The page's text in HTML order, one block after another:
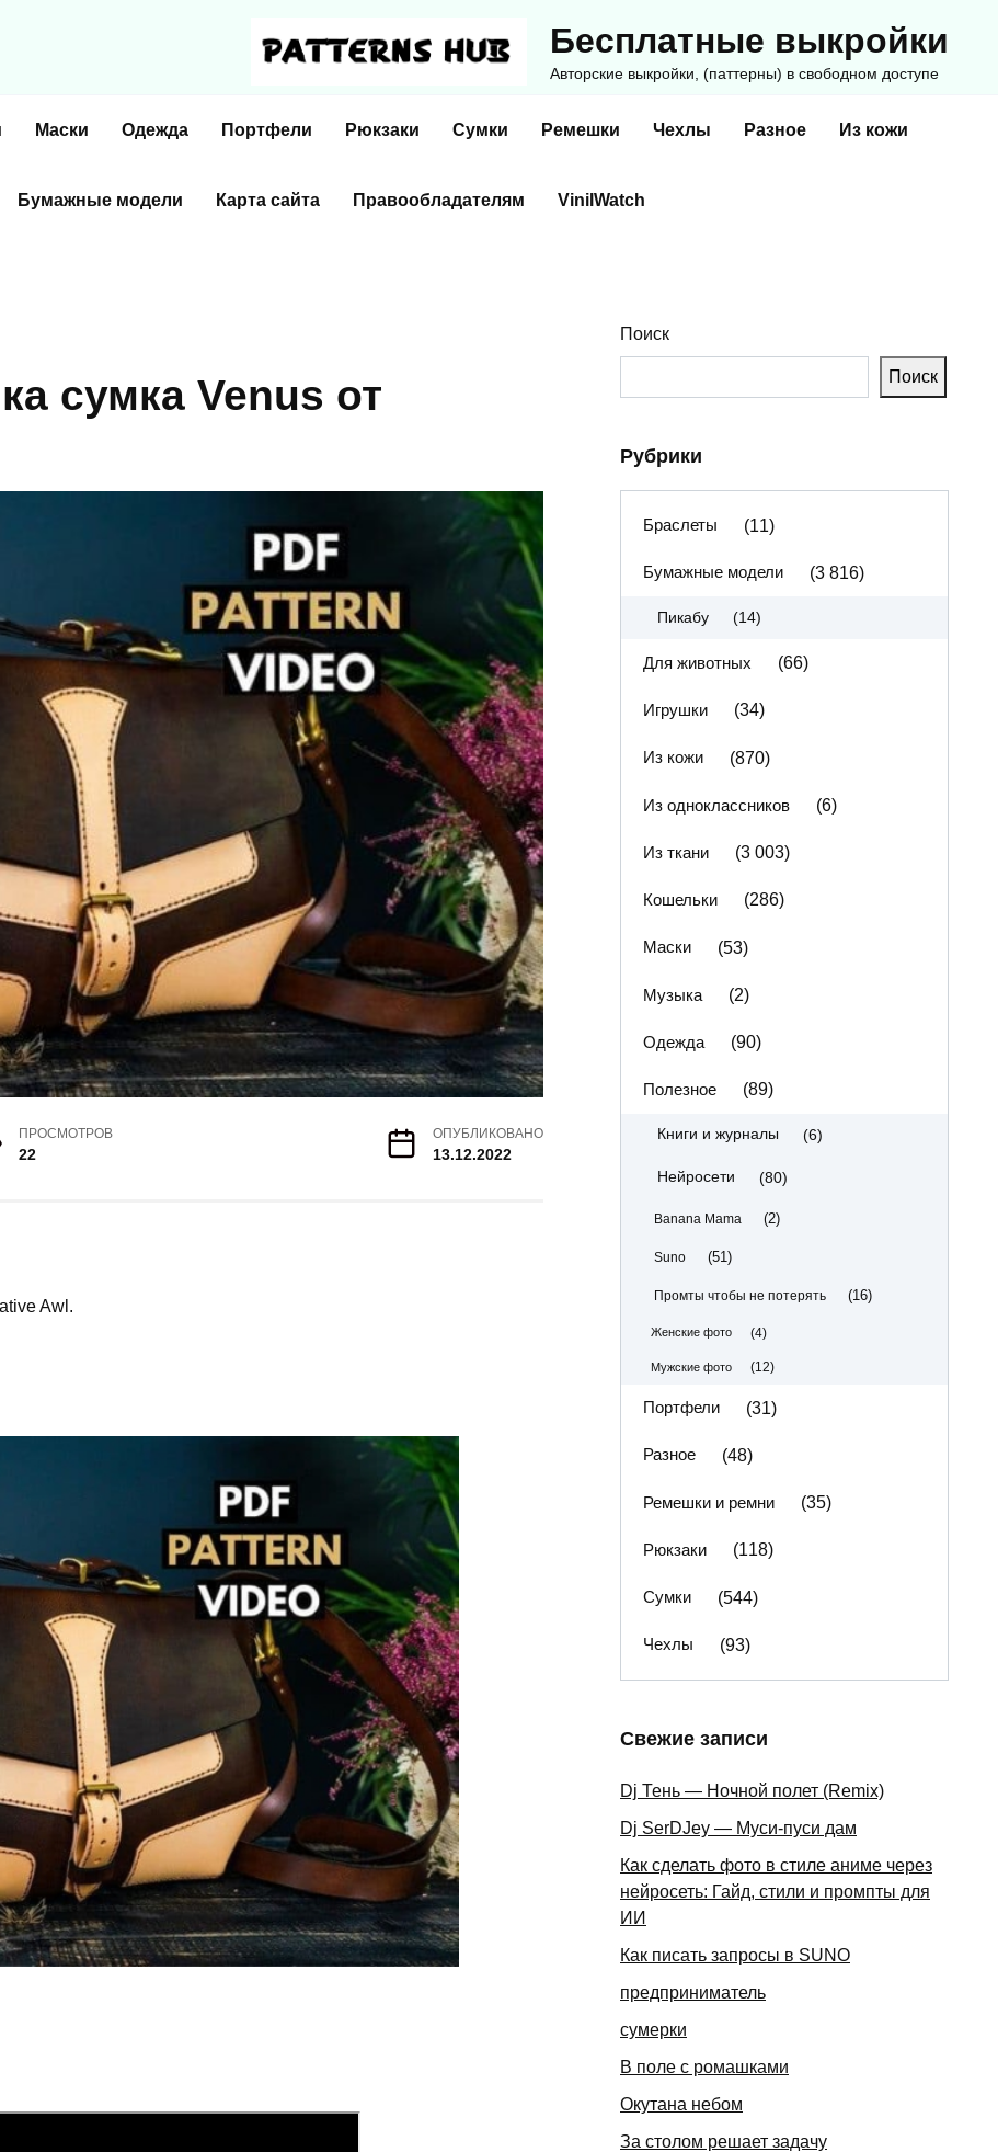
Бесплатные выкройки
Авторские выкройки, (паттерны) в свободном доступе
Маски Одежда Портфели Рюкзаки Сумки Ремешки Чехлы Разное Из кожи
Бумажные модели Карта сайта Правообладателям VinilWatch
сумка Venus от
ПРОСМОТРОВ
22
ОПУБЛИКОВАНО
13.12.2022
Awl.
Поиск
Поиск
Рубрики
Браслеты (11)
Бумажные модели (3 816)
Пикабу (14)
Для животных (66)
Игрушки (34)
Из кожи (870)
Из одноклассников (6)
Из ткани (3 003)
Кошельки (286)
Маски (53)
Музыка (2)
Одежда (90)
Полезное (89)
Книги и журналы (6)
Нейросети (80)
Banana Mama (2)
Suno (51)
Промты чтобы не потерять (16)
Женские фото (4)
Мужские фото (12)
Портфели (31)
Разное (48)
Ремешки и ремни (35)
Рюкзаки (118)
Сумки (544)
Чехлы (93)
Свежие записи
Dj Тень — Ночной полет (Remix)
Dj SerDJey — Муси-пуси дам
Как сделать фото в стиле аниме через
нейросеть: Гайд, стили и промпты для
ИИ
Как писать запросы в SUNO
предприниматель
сумерки
В поле с ромашками
Окутана небом
За столом решает задачу